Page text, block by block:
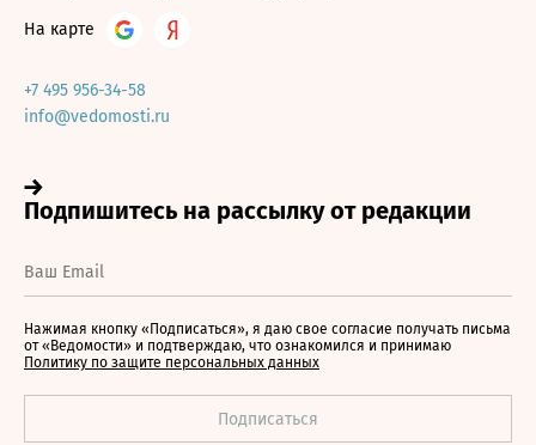
На карте
+7 495 956-34-58
info@vedomosti.ru
Нажимая кнопку «Подписаться», я даю свое согласие получать письма
от «Ведомости» и подтверждаю, что ознакомился и принимаю
Политику по защите персональных данных